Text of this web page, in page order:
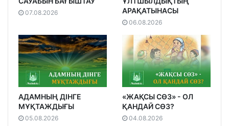
07.08.2026
АРАҚАТЫНАСЫ
06.08.2026
АДАМНЫҢ ДІНГЕ
МҰҚТАЖДЫҒЫ
05.08.2026
«ЖАҚСЫ СӨЗ» - ОЛ
ҚАНДАЙ СӨЗ?
04.08.2026